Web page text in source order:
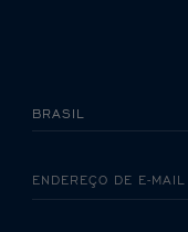
ENDEREÇO DE E-MAIL